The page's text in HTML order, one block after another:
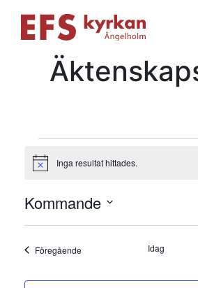
Evenemang
Notis Inga resultat hittades.
Kommande
FöregåendeEvenemang Idag